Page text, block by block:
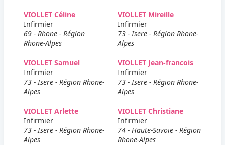
VIOLLET Céline
Infirmier
69 - Rhone - Région
Rhone-Alpes
VIOLLET Mireille
Infirmier
73 - Isere - Région Rhone-
Alpes
VIOLLET Samuel
Infirmier
73 - Isere - Région Rhone-
Alpes
VIOLLET Jean-francois
Infirmier
73 - Isere - Région Rhone-
Alpes
VIOLLET Arlette
Infirmier
73 - Isere - Région Rhone-
Alpes
VIOLLET Christiane
Infirmier
74 - Haute-Savoie - Région
Rhone-Alpes